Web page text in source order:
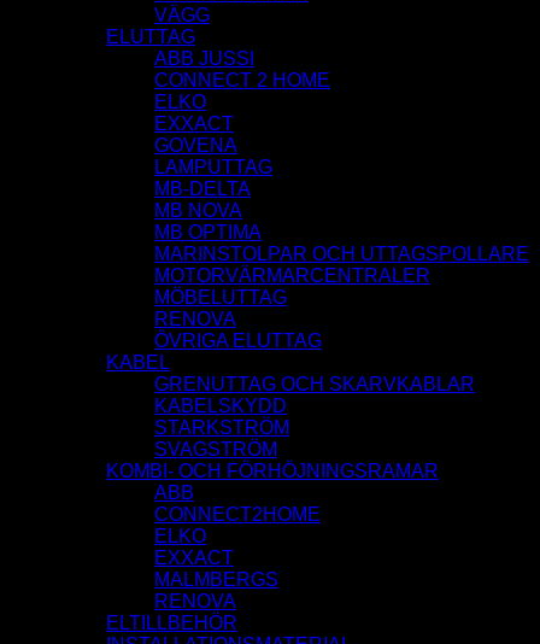
VÄGG
ELUTTAG
ABB JUSSI
CONNECT 2 HOME
ELKO
EXXACT
GOVENA
LAMPUTTAG
MB-DELTA
MB NOVA
MB OPTIMA
MARINSTOLPAR OCH UTTAGSPOLLARE
MOTORVÄRMARCENTRALER
MÖBELUTTAG
RENOVA
ÖVRIGA ELUTTAG
KABEL
GRENUTTAG OCH SKARVKABLAR
KABELSKYDD
STARKSTRÖM
SVAGSTRÖM
KOMBI- OCH FÖRHÖJNINGSRAMAR
ABB
CONNECT2HOME
ELKO
EXXACT
MALMBERGS
RENOVA
ELTILLBEHÖR